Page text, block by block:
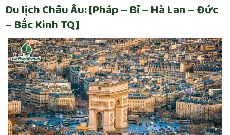
Du lịch Châu Âu: [Pháp – Bỉ – Hà Lan – Đức
– Bắc Kinh TQ]